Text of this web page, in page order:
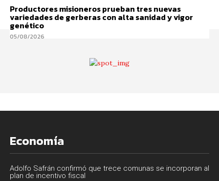
Productores misioneros prueban tres nuevas
variedades de gerberas con alta sanidad y vigor
genético
05/08/2026
Economía
Adolfo Safrán confirmó que trece comunas se incorporan al
plan de incentivo fiscal